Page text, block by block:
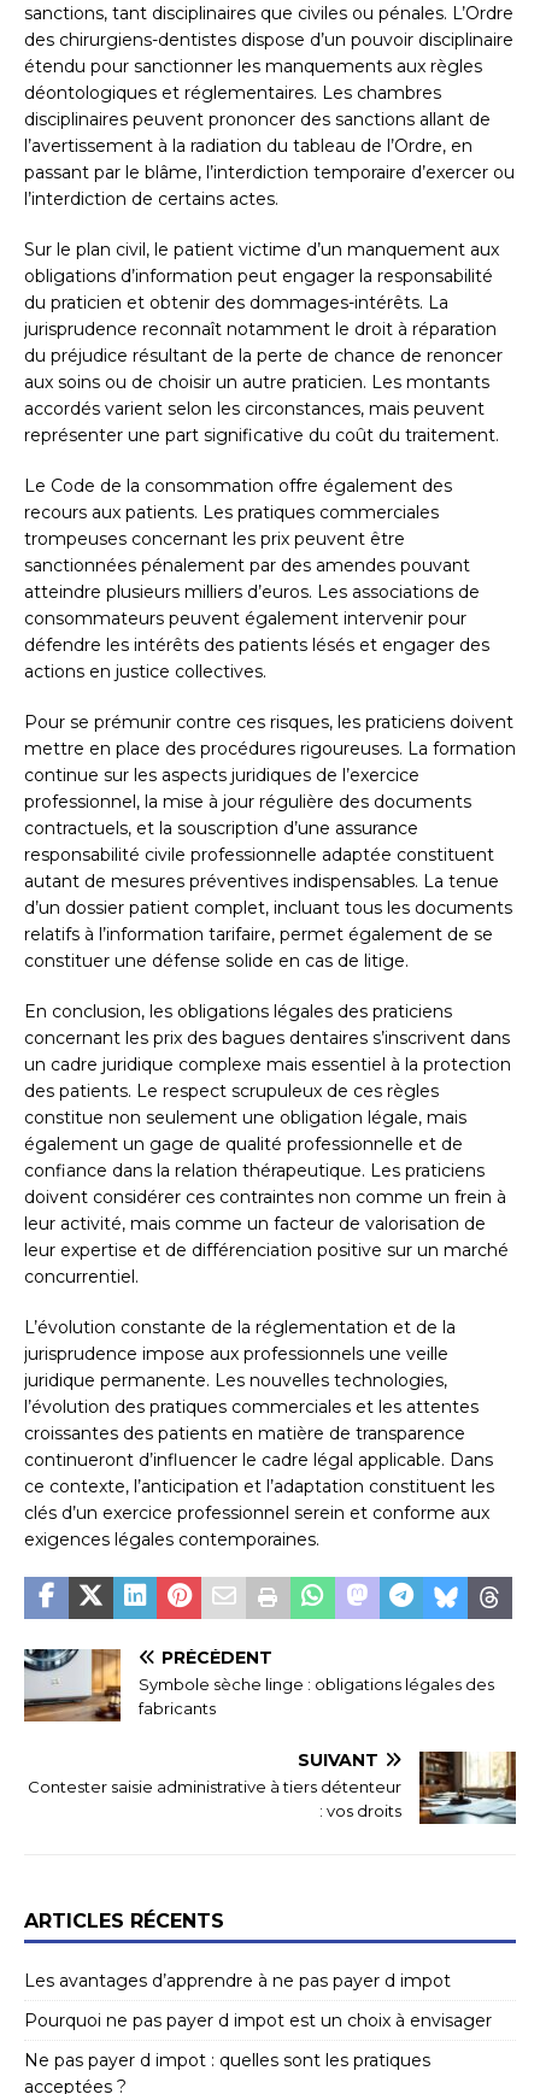
sanctions, tant disciplinaires que civiles ou pénales. L’Ordre
des chirurgiens-dentistes dispose d’un pouvoir disciplinaire
étendu pour sanctionner les manquements aux règles
déontologiques et réglementaires. Les chambres
disciplinaires peuvent prononcer des sanctions allant de
l’avertissement à la radiation du tableau de l’Ordre, en
passant par le blâme, l’interdiction temporaire d’exercer ou
l’interdiction de certains actes.
Sur le plan civil, le patient victime d’un manquement aux
obligations d’information peut engager la responsabilité
du praticien et obtenir des dommages-intérêts. La
jurisprudence reconnaît notamment le droit à réparation
du préjudice résultant de la perte de chance de renoncer
aux soins ou de choisir un autre praticien. Les montants
accordés varient selon les circonstances, mais peuvent
représenter une part significative du coût du traitement.
Le Code de la consommation offre également des
recours aux patients. Les pratiques commerciales
trompeuses concernant les prix peuvent être
sanctionnées pénalement par des amendes pouvant
atteindre plusieurs milliers d’euros. Les associations de
consommateurs peuvent également intervenir pour
défendre les intérêts des patients lésés et engager des
actions en justice collectives.
Pour se prémunir contre ces risques, les praticiens doivent
mettre en place des procédures rigoureuses. La formation
continue sur les aspects juridiques de l’exercice
professionnel, la mise à jour régulière des documents
contractuels, et la souscription d’une assurance
responsabilité civile professionnelle adaptée constituent
autant de mesures préventives indispensables. La tenue
d’un dossier patient complet, incluant tous les documents
relatifs à l’information tarifaire, permet également de se
constituer une défense solide en cas de litige.
En conclusion, les obligations légales des praticiens
concernant les prix des bagues dentaires s’inscrivent dans
un cadre juridique complexe mais essentiel à la protection
des patients. Le respect scrupuleux de ces règles
constitue non seulement une obligation légale, mais
également un gage de qualité professionnelle et de
confiance dans la relation thérapeutique. Les praticiens
doivent considérer ces contraintes non comme un frein à
leur activité, mais comme un facteur de valorisation de
leur expertise et de différenciation positive sur un marché
concurrentiel.
L’évolution constante de la réglementation et de la
jurisprudence impose aux professionnels une veille
juridique permanente. Les nouvelles technologies,
l’évolution des pratiques commerciales et les attentes
croissantes des patients en matière de transparence
continueront d’influencer le cadre légal applicable. Dans
ce contexte, l’anticipation et l’adaptation constituent les
clés d’un exercice professionnel serein et conforme aux
exigences légales contemporaines.
PRÉCÉDENT
Symbole sèche linge : obligations légales des
fabricants
SUIVANT
Contester saisie administrative à tiers détenteur
: vos droits
ARTICLES RÉCENTS
Les avantages d’apprendre à ne pas payer d impot
Pourquoi ne pas payer d impot est un choix à envisager
Ne pas payer d impot : quelles sont les pratiques
acceptées ?